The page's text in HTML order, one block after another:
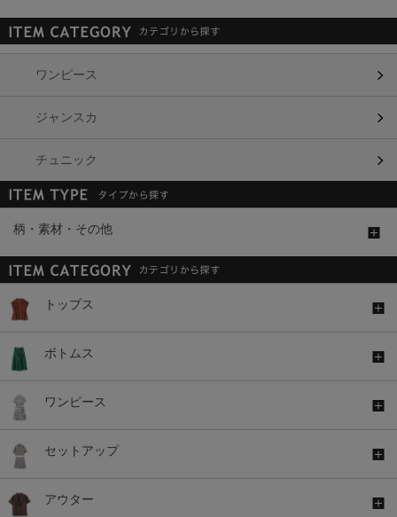
ワンピース
ジャンスカ
チュニック
柄・素材・その他
トップス
ボトムス
ワンピース
セットアップ
アウター